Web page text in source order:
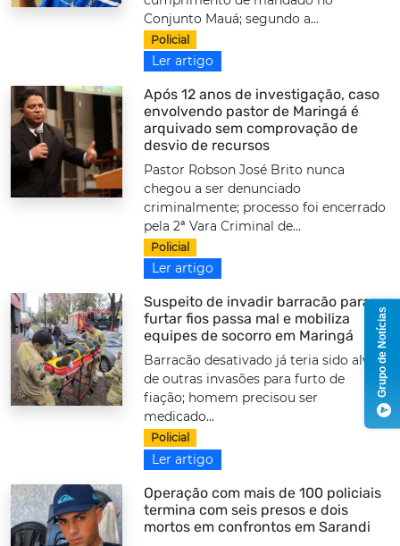
Conjunto Mauá; segundo a...
Policial
Ler artigo
Após 12 anos de investigação, caso
envolvendo pastor de Maringá é
arquivado sem comprovação de
desvio de recursos
Pastor Robson José Brito nunca
chegou a ser denunciado
criminalmente; processo foi encerrado
pela 2ª Vara Criminal de...
Policial
Ler artigo
Suspeito de invadir barracão para
furtar fios passa mal e mobiliza
equipes de socorro em Maringá
Barracão desativado já teria sido alvo
de outras invasões para furto de
fiação; homem precisou ser
medicado...
Policial
Ler artigo
Operação com mais de 100 policiais
termina com seis presos e dois
mortos em confrontos em Sarandi
Grupo de Notícias